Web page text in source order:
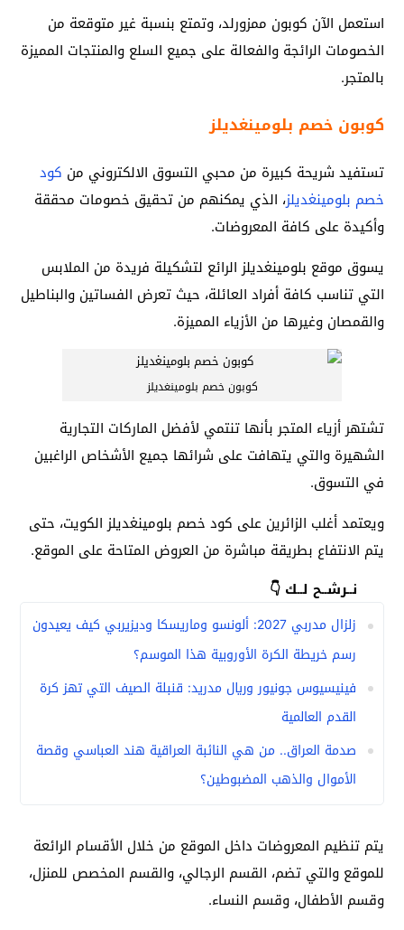
استعمل الآن كوبون ممزورلد، وتمتع بنسبة غير متوقعة من
الخصومات الرائجة والفعالة على جميع السلع والمنتجات المميزة
بالمتجر.
كوبون خصم بلومينغديلز
تستفيد شريحة كبيرة من محبي التسوق الالكتروني من كود
خصم بلومينغديلز، الذي يمكنهم من تحقيق خصومات محققة
وأكيدة على كافة المعروضات.
يسوق موقع بلومينغديلز الرائع لتشكيلة فريدة من الملابس
التي تناسب كافة أفراد العائلة، حيث تعرض الفساتين والبناطيل
والقمصان وغيرها من الأزياء المميزة.
كوبون خصم بلومينغديلز
تشتهر أزياء المتجر بأنها تنتمي لأفضل الماركات التجارية
الشهيرة والتي يتهافت على شرائها جميع الأشخاص الراغبين
في التسوق.
ويعتمد أغلب الزائرين على كود خصم بلومينغديلز الكويت، حتى
يتم الانتفاع بطريقة مباشرة من العروض المتاحة على الموقع.
نــرشــح لــك 👇
زلزال مدربي 2027: ألونسو وماريسكا وديزيربي كيف يعيدون
رسم خريطة الكرة الأوروبية هذا الموسم؟
فينيسيوس جونيور وريال مدريد: قنبلة الصيف التي تهز كرة
القدم العالمية
صدمة العراق.. من هي النائبة العراقية هند العباسي وقصة
الأموال والذهب المضبوطين؟
يتم تنظيم المعروضات داخل الموقع من خلال الأقسام الرائعة
للموقع والتي تضم، القسم الرجالي، والقسم المخصص للمنزل،
وقسم الأطفال، وقسم النساء.